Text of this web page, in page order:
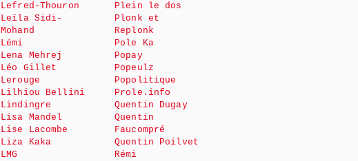
Lefred-Thouron
Leïla Sidi-
Mohand
Lémi
Lena Mehrej
Léo Gillet
Lerouge
Lilhiou Bellini
Lindingre
Lisa Mandel
Lise Lacombe
Liza Kaka
LMG
Plein le dos
Plonk et
Replonk
Pole Ka
Popay
Popeulz
Popolitique
Prole.info
Quentin Dugay
Quentin
Faucompré
Quentin Poilvet
Rémi